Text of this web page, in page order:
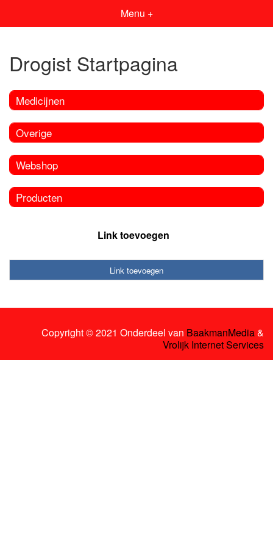
Menu +
Drogist Startpagina
Medicijnen
Overige
Webshop
Producten
Link toevoegen
Link toevoegen
Copyright © 2021 Onderdeel van BaakmanMedia&
Vrolijk Internet Services